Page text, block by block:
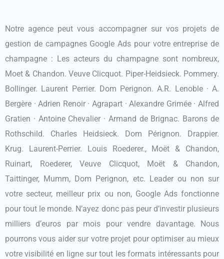
Notre agence peut vous accompagner sur vos projets de
gestion de campagnes Google Ads pour votre entreprise de
champagne : Les acteurs du champagne sont nombreux,
Moet & Chandon. Veuve Clicquot. Piper-Heidsieck. Pommery.
Bollinger. Laurent Perrier. Dom Perignon. A.R. Lenoble · A.
Bergère · Adrien Renoir · Agrapart · Alexandre Grimée · Alfred
Gratien · Antoine Chevalier · Armand de Brignac. Barons de
Rothschild. Charles Heidsieck. Dom Pérignon. Drappier.
Krug. Laurent-Perrier. Louis Roederer., Moët & Chandon,
Ruinart, Roederer, Veuve Clicquot, Moët & Chandon,
Taittinger, Mumm, Dom Perignon, etc. Leader ou non sur
votre secteur, meilleur prix ou non, Google Ads fonctionne
pour tout le monde. N’ayez donc pas peur d’investir plusieurs
milliers d’euros par mois pour vendre davantage. Nous
pourrons vous aider sur votre projet pour optimiser au mieux
votre visibilité en ligne sur tout les formats intéressants pour